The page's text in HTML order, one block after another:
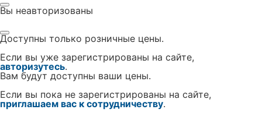
Вы неавторизованы
Доступны только розничные цены.
Если вы уже зарегистрированы на сайте,
авторизутесь.
Вам будут доступны ваши цены.
Если вы пока не зарегистрированы на сайте,
приглашаем вас к сотрудничеству.